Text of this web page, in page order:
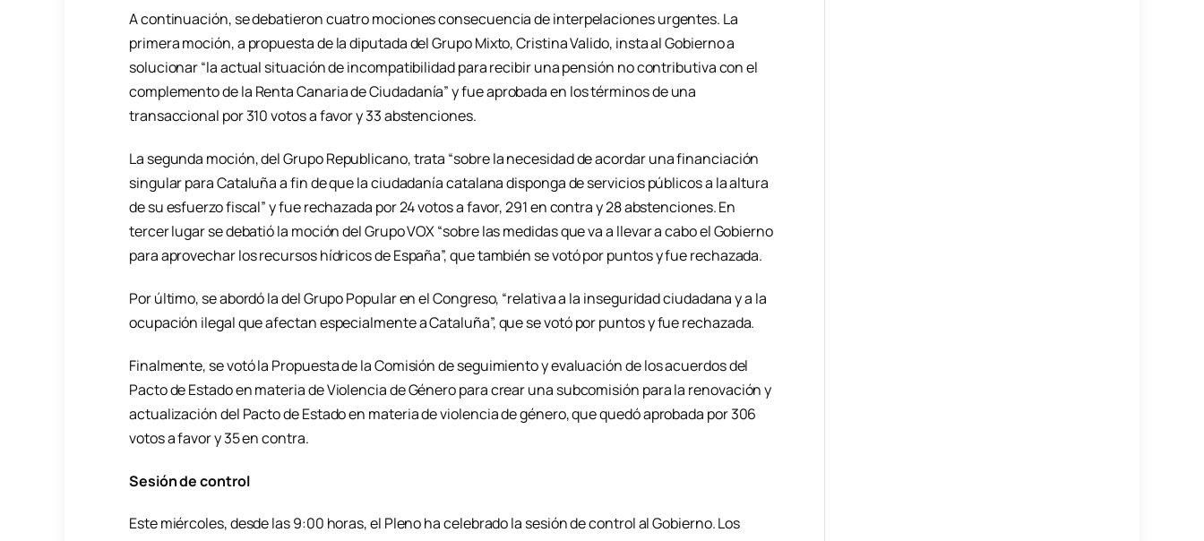
A continuación, se debatieron cuatro mociones consecuencia de interpelaciones urgentes. La
primera moción, a propuesta de la diputada del Grupo Mixto, Cristina Valido, insta al Gobierno a
solucionar “la actual situación de incompatibilidad para recibir una pensión no contributiva con el
complemento de la Renta Canaria de Ciudadanía” y fue aprobada en los términos de una
transaccional por 310 votos a favor y 33 abstenciones.
La segunda moción, del Grupo Republicano, trata “sobre la necesidad de acordar una financiación
singular para Cataluña a fin de que la ciudadanía catalana disponga de servicios públicos a la altura
de su esfuerzo fiscal” y fue rechazada por 24 votos a favor, 291 en contra y 28 abstenciones. En
tercer lugar se debatió la moción del Grupo VOX “sobre las medidas que va a llevar a cabo el Gobierno
para aprovechar los recursos hídricos de España”, que también se votó por puntos y fue rechazada.
Por último, se abordó la del Grupo Popular en el Congreso, “relativa a la inseguridad ciudadana y a la
ocupación ilegal que afectan especialmente a Cataluña”, que se votó por puntos y fue rechazada.
Finalmente, se votó la Propuesta de la Comisión de seguimiento y evaluación de los acuerdos del
Pacto de Estado en materia de Violencia de Género para crear una subcomisión para la renovación y
actualización del Pacto de Estado en materia de violencia de género, que quedó aprobada por 306
votos a favor y 35 en contra.
Sesión de control
Este miércoles, desde las 9:00 horas, el Pleno ha celebrado la sesión de control al Gobierno. Los